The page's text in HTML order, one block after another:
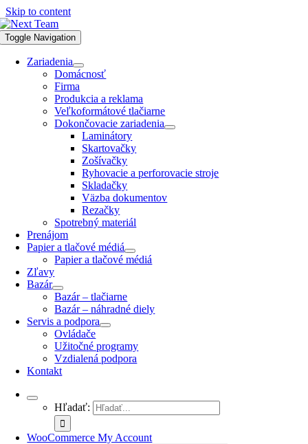
Skip to content
Toggle Navigation
Zariadenia
Domácnosť
Firma
Produkcia a reklama
Veľkoformátové tlačiarne
Dokončovacie zariadenia
Laminátory
Skartovačky
Zošívačky
Ryhovacie a perforovacie stroje
Skladačky
Väzba dokumentov
Rezačky
Spotrebný materiál
Prenájom
Papier a tlačové médiá
Papier a tlačové médiá
Zľavy
Bazár
Bazár – tlačiarne
Bazár – náhradné diely
Servis a podpora
Ovládače
Užitočné programy
Vzdialená podpora
Kontakt
Hľadať:
WooCommerce My Account